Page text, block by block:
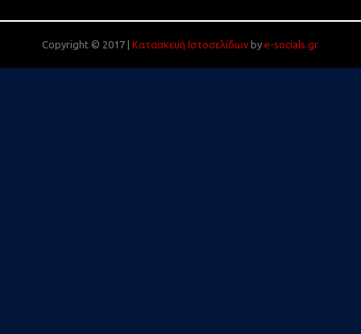
Copyright © 2017 |Κατασκευή Ιστοσελίδων bye-socials.gr